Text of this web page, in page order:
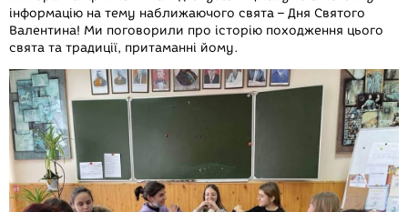
інформацію на тему наближаючого свята – Дня Святого
Валентина! Ми поговорили про історію походження цього
свята та традиції, притаманні йому.